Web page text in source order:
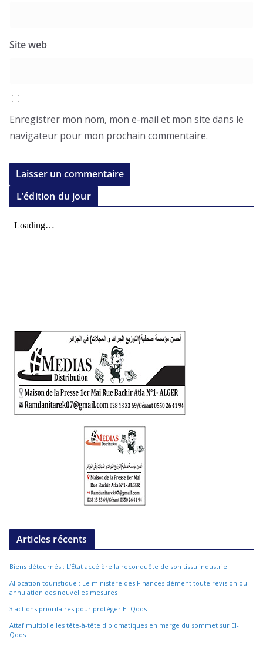
Site web
Enregistrer mon nom, mon e-mail et mon site dans le
navigateur pour mon prochain commentaire.
L’édition du jour
Articles récents
Biens détournés : L’État accélère la reconquête de son tissu industriel
Allocation touristique : Le ministère des Finances dément toute révision ou
annulation des nouvelles mesures
3 actions prioritaires pour protéger El-Qods
Attaf multiplie les tête-à-tête diplomatiques en marge du sommet sur El-
Qods